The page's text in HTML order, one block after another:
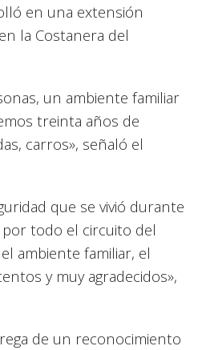
en una extensión
la Costanera del
un ambiente familiar
treinta años de
carros», señaló el
que se vivió durante
por todo el circuito del
ambiente familiar, el
y muy agradecidos»,
de un reconocimiento